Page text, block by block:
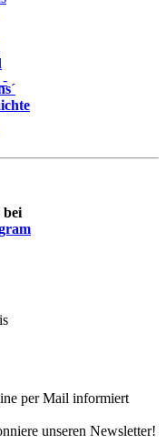
bei
per Mail informiert
unseren Newsletter!